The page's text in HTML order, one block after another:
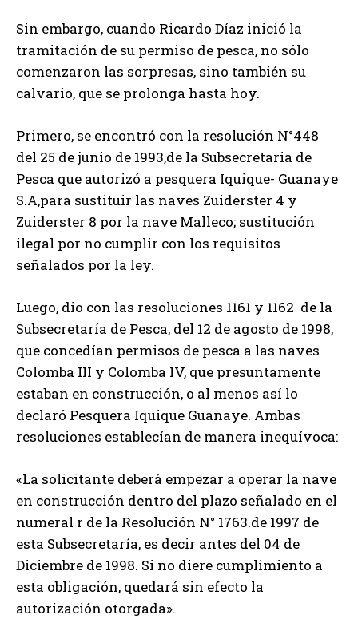
Sin embargo, cuando Ricardo Díaz inició la
tramitación de su permiso de pesca, no sólo
comenzaron las sorpresas, sino también su
calvario, que se prolonga hasta hoy.
Primero, se encontró con la resolución N°448
del 25 de junio de 1993,de la Subsecretaria de
Pesca que autorizó a pesquera Iquique- Guanaye
S.A,para sustituir las naves Zuiderster 4 y
Zuiderster 8 por la nave Malleco; sustitución
ilegal por no cumplir con los requisitos
señalados por la ley.
Luego, dio con las resoluciones 1161 y 1162 de la
Subsecretaría de Pesca, del 12 de agosto de 1998,
que concedían permisos de pesca a las naves
Colomba III y Colomba IV, que presuntamente
estaban en construcción, o al menos así lo
declaró Pesquera Iquique Guanaye. Ambas
resoluciones establecían de manera inequívoca:
«La solicitante deberá empezar a operar la nave
en construcción dentro del plazo señalado en el
numeral r de la Resolución N° 1763.de 1997 de
esta Subsecretaría, es decir antes del 04 de
Diciembre de 1998. Si no diere cumplimiento a
esta obligación, quedará sin efecto la
autorización otorgada».